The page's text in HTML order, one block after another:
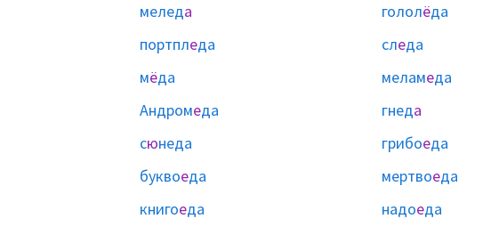
меледа гололёда
портпледа следа
мёда меламеда
Андромеда гнеда
сюнеда грибоеда
буквоеда мертвоеда
книгоеда надоеда